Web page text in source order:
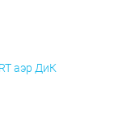
аэр ДиК